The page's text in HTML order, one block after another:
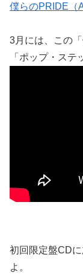
僕らのPRIDE（
3月には、この
「ポップ・ス
初回限定盤CD
よ。